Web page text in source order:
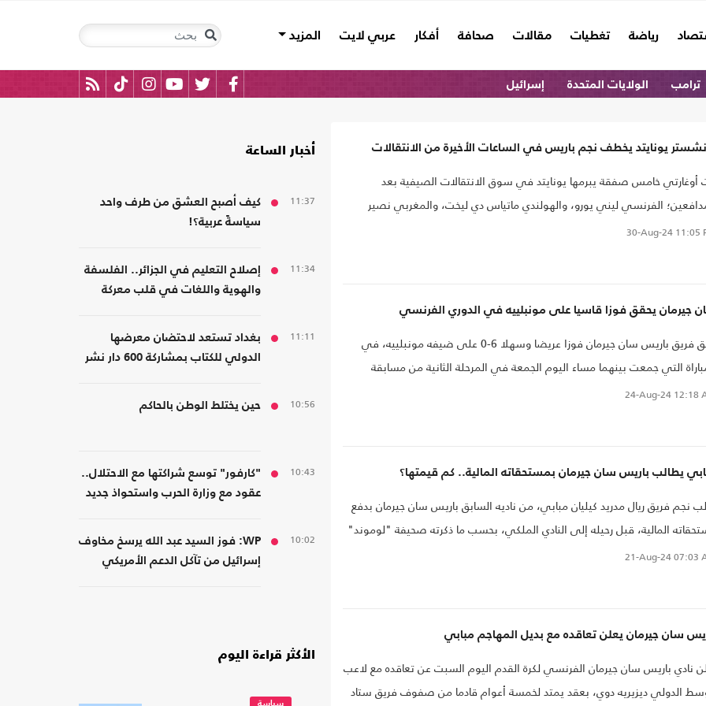
رياضة تغطيات مقالات صحافة أفكار عربي لايت المزيد
ترامب الولايات المتحدة إسرائيل
يونايتد يخطف نجم باريس في الساعات الأخيرة من الانتقالات
أوغارتي خامس صفقة يبرمها يونايتد في سوق الانتقالات الصيفية بعد
الفرنسي ليني يورو، والهولندي ماتياس دي ليخت، والمغربي نصير
والمهاجم الهولندي جوشوا سيركسي.
30-Aug-24 11:05
جيرمان يحقق فوزا قاسيا على مونبلييه في الدوري الفرنسي
​حقق فريق باريس سان جيرمان فوزا عريضا وسهلا 6-0 على ضيفه مونبلييه، في
التي جمعت بينهما مساء اليوم الجمعة في المرحلة الثانية من مسابقة
الفرنسي لكرة القدم.
24-Aug-24 12:18
يطالب باريس سان جيرمان بمستحقاته المالية.. كم قيمتها؟
نجم فريق ريال مدريد كيليان مبابي، من ناديه السابق باريس سان جيرمان بدفع
المالية، قبل رحيله إلى النادي الملكي، بحسب ما ذكرته صحيفة "لوموند"
21-Aug-2407:03
سان جيرمان يعلن تعاقده مع بديل المهاجم مبابي
أعلن نادي باريس سان جيرمان الفرنسي لكرة القدم اليوم السبت عن تعاقده مع لاعب
الدولي ديزيريه دوي، بعقد يمتد لخمسة أعوام قادما من صفوف فريق ستاد
أخبار الساعة
11:37
كيف أصبح العشق من طرف واحد
سياسةً عربية؟!
11:34
إصلاح التعليم في الجزائر.. الفلسفة
والهوية واللغات في قلب معركة
11:11
بغداد تستعد لاحتضان معرضها
الدولي للكتاب بمشاركة 600 دار نشر
10:56 حين يختلط الوطن بالحاكم
10:43
"كارفور" توسع شراكتها مع الاحتلال..
عقود مع وزارة الحرب واستحواذ جديد
10:02
WP: فوز السيد عبد الله يرسخ مخاوف
إسرائيل من تآكل الدعم الأمريكي
الأكثر قراءة اليوم